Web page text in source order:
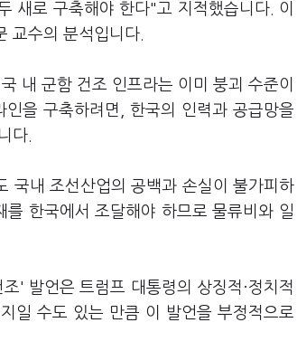
새로 구축해야 한다"고 지적했습니다. 이
교수의 분석입니다.
내 군함 건조 인프라는 이미 붕괴 수준이
을 구축하려면, 한국의 인력과 공급망을
다.
국내 조선산업의 공백과 손실이 불가피하
한국에서 조달해야 하므로 물류비와 일
' 발언은 트럼프 대통령의 상징적·정치적
일 수도 있는 만큼 이 발언을 부정적으로